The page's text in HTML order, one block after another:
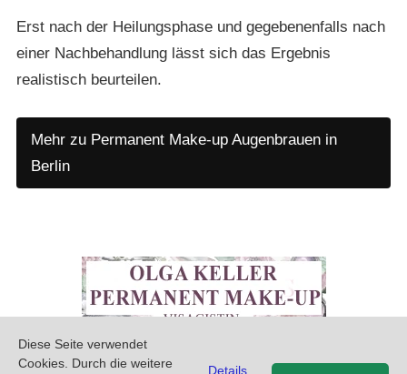
Erst nach der Heilungsphase und gegebenenfalls nach
einer Nachbehandlung lässt sich das Ergebnis
realistisch beurteilen.
Mehr zu Permanent Make-up Augenbrauen in
Berlin
Diese Seite verwendet
Cookies. Durch die weitere
Details